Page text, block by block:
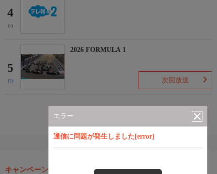
エラー
通信に問題が発生しました[error]
4
(-)
5
(2)
2026 FORMULA 1
次回放送
キャンペーン・お得な情報